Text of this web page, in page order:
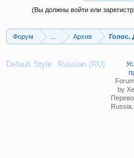
(Вы должны войти или
Форум Архив Голос.
Default Style Russian (RU)
by